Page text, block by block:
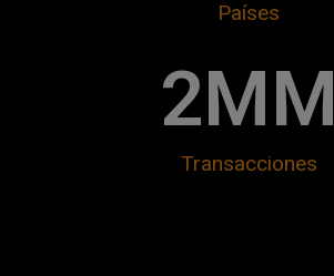
Países
Transacciones
2MM